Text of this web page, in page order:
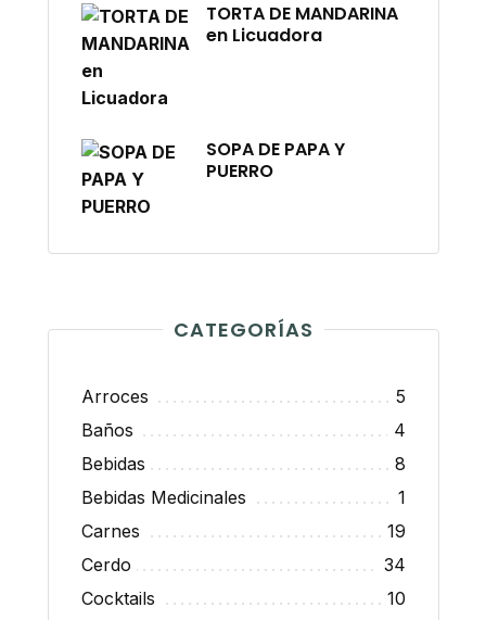
TORTA DE MANDARINA
en Licuadora
SOPA DE PAPA Y
PUERRO
CATEGORÍAS
Arroces
5
Baños
4
Bebidas
8
Bebidas Medicinales
1
Carnes
19
Cerdo
34
Cocktails
10